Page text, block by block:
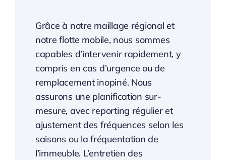
Grâce à notre maillage régional et
notre flotte mobile, nous sommes
capables d’intervenir rapidement, y
compris en cas d’urgence ou de
remplacement inopiné. Nous
assurons une planification sur-
mesure, avec reporting régulier et
ajustement des fréquences selon les
saisons ou la fréquentation de
l’immeuble. L’entretien des